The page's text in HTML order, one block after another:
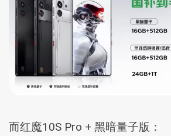
而红魔10S Pro + 黑暗量子版：